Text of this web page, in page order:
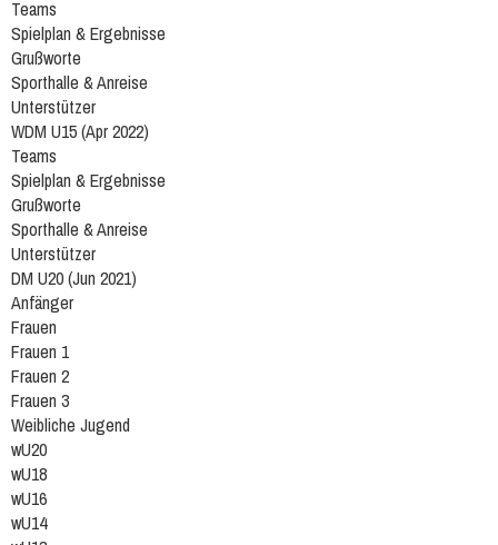
Teams
Spielplan & Ergebnisse
Grußworte
Sporthalle & Anreise
Unterstützer
WDM U15 (Apr 2022)
Teams
Spielplan & Ergebnisse
Grußworte
Sporthalle & Anreise
Unterstützer
DM U20 (Jun 2021)
Anfänger
Frauen
Frauen 1
Frauen 2
Frauen 3
Weibliche Jugend
wU20
wU18
wU16
wU14